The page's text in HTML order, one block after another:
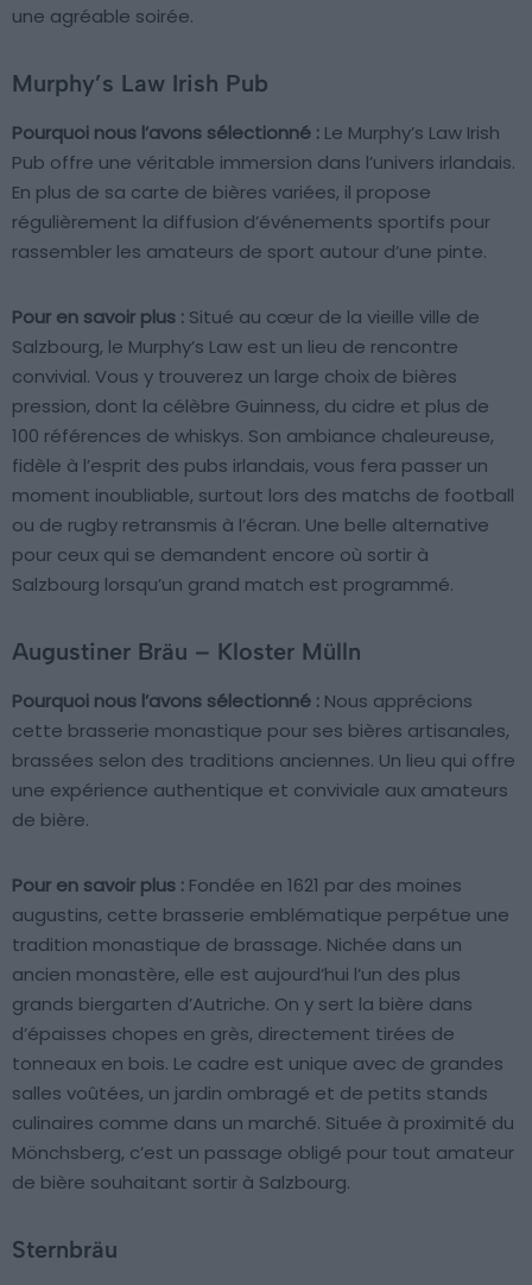
une agréable soirée.
Murphy’s Law Irish Pub
Pourquoi nous l’avons sélectionné : Le Murphy’s Law Irish
Pub offre une véritable immersion dans l’univers irlandais.
En plus de sa carte de bières variées, il propose
régulièrement la diffusion d’événements sportifs pour
rassembler les amateurs de sport autour d’une pinte.
Pour en savoir plus : Situé au cœur de la vieille ville de
Salzbourg, le Murphy’s Law est un lieu de rencontre
convivial. Vous y trouverez un large choix de bières
pression, dont la célèbre Guinness, du cidre et plus de
100 références de whiskys. Son ambiance chaleureuse,
fidèle à l’esprit des pubs irlandais, vous fera passer un
moment inoubliable, surtout lors des matchs de football
ou de rugby retransmis à l’écran. Une belle alternative
pour ceux qui se demandent encore où sortir à
Salzbourg lorsqu’un grand match est programmé.
Augustiner Bräu – Kloster Mülln
Pourquoi nous l’avons sélectionné : Nous apprécions
cette brasserie monastique pour ses bières artisanales,
brassées selon des traditions anciennes. Un lieu qui offre
une expérience authentique et conviviale aux amateurs
de bière.
Pour en savoir plus : Fondée en 1621 par des moines
augustins, cette brasserie emblématique perpétue une
tradition monastique de brassage. Nichée dans un
ancien monastère, elle est aujourd’hui l’un des plus
grands biergarten d’Autriche. On y sert la bière dans
d’épaisses chopes en grès, directement tirées de
tonneaux en bois. Le cadre est unique avec de grandes
salles voûtées, un jardin ombragé et de petits stands
culinaires comme dans un marché. Située à proximité du
Mönchsberg, c’est un passage obligé pour tout amateur
de bière souhaitant sortir à Salzbourg.
Sternbräu